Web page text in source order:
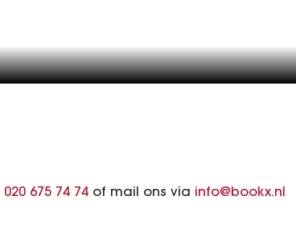
020 675 74 74 of mail ons via info@bookx.nl